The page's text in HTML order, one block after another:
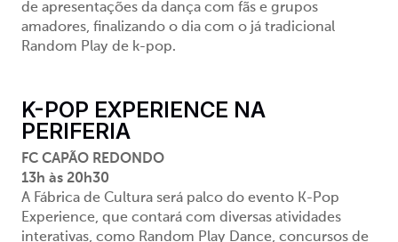
de apresentações da dança com fãs e grupos
amadores, finalizando o dia com o já tradicional
Random Play de k-pop.
K-POP EXPERIENCE NA
PERIFERIA
FC CAPÃO REDONDO
13h às 20h30
A Fábrica de Cultura será palco do evento K-Pop
Experience, que contará com diversas atividades
interativas, como Random Play Dance, concursos de